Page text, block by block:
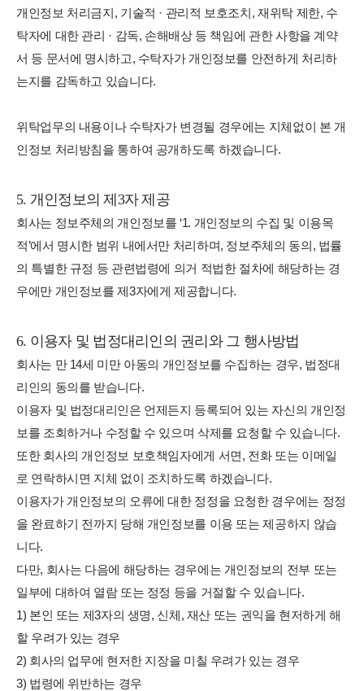
개인정보 처리금지, 기술적 · 관리적 보호조치, 재위탁 제한, 수
탁자에 대한 관리 · 감독, 손해배상 등 책임에 관한 사항을 계약
서 등 문서에 명시하고, 수탁자가 개인정보를 안전하게 처리하
는지를 감독하고 있습니다.
위탁업무의 내용이나 수탁자가 변경될 경우에는 지체없이 본 개
인정보 처리방침을 통하여 공개하도록 하겠습니다.
5. 개인정보의 제3자 제공
회사는 정보주체의 개인정보를 ‘1. 개인정보의 수집 및 이용목
적’에서 명시한 범위 내에서만 처리하며, 정보주체의 동의, 법률
의 특별한 규정 등 관련법령에 의거 적법한 절차에 해당하는 경
우에만 개인정보를 제3자에게 제공합니다.
6. 이용자 및 법정대리인의 권리와 그 행사방법
회사는 만 14세 미만 아동의 개인정보를 수집하는 경우, 법정대
리인의 동의를 받습니다.
이용자 및 법정대리인은 언제든지 등록되어 있는 자신의 개인정
보를 조회하거나 수정할 수 있으며 삭제를 요청할 수 있습니다.
또한 회사의 개인정보 보호책임자에게 서면, 전화 또는 이메일
로 연락하시면 지체 없이 조치하도록 하겠습니다.
이용자가 개인정보의 오류에 대한 정정을 요청한 경우에는 정정
을 완료하기 전까지 당해 개인정보를 이용 또는 제공하지 않습
니다.
다만, 회사는 다음에 해당하는 경우에는 개인정보의 전부 또는
일부에 대하여 열람 또는 정정 등을 거절할 수 있습니다.
1) 본인 또는 제3자의 생명, 신체, 재산 또는 권익을 현저하게 해
할 우려가 있는 경우
2) 회사의 업무에 현저한 지장을 미칠 우려가 있는 경우
3) 법령에 위반하는 경우